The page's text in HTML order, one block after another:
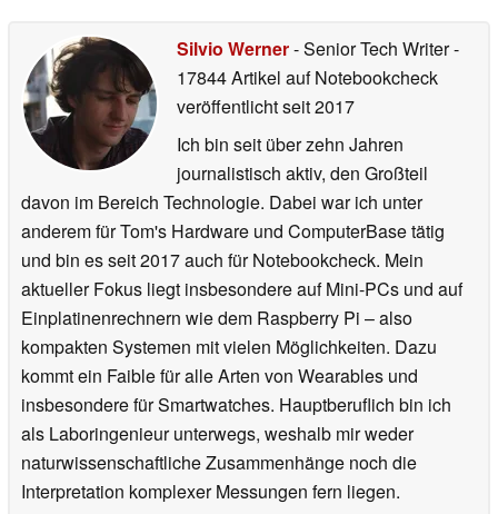
Silvio Werner- Senior Tech Writer-
17844 Artikel auf Notebookcheck
veröffentlichtseit 2017
Ich bin seit über zehn Jahren
journalistisch aktiv, den Großteil
davon im Bereich Technologie. Dabei war ich unter
anderem für Tom's Hardware und ComputerBase tätig
und bin es seit 2017 auch für Notebookcheck. Mein
aktueller Fokus liegt insbesondere auf Mini-PCs und auf
Einplatinenrechnern wie dem Raspberry Pi – also
kompakten Systemen mit vielen Möglichkeiten. Dazu
kommt ein Faible für alle Arten von Wearables und
insbesondere für Smartwatches. Hauptberuflich bin ich
als Laboringenieur unterwegs, weshalb mir weder
naturwissenschaftliche Zusammenhänge noch die
Interpretation komplexer Messungen fern liegen.